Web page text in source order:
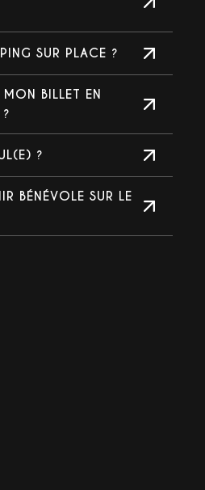
SUR PLACE ?
BILLET EN
?
BÉNÉVOLE SUR LE